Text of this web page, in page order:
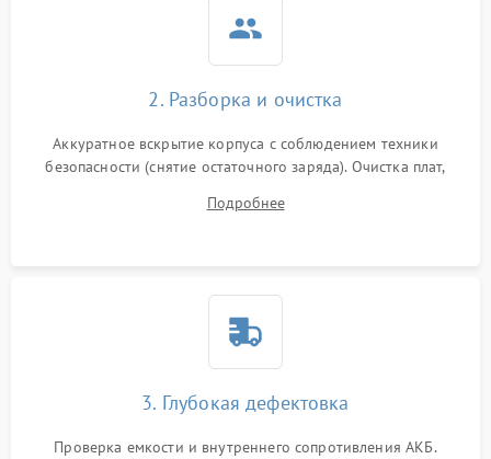
2. Разборка и очистка
Аккуратное вскрытие корпуса с соблюдением техники
безопасности (снятие остаточного заряда). Очистка плат,
и кистей для предотвращения перегрева и замыканий.
Подробнее
3. Глубокая дефектовка
Проверка емкости и внутреннего сопротивления АКБ.